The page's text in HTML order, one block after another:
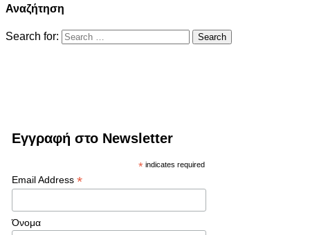
Αναζήτηση
Search for:
Εγγραφή στο Newsletter
* indicates required
Email Address *
Όνομα